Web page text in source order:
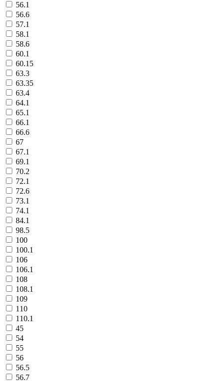
56.1
56.6
57.1
58.1
58.6
60.1
60.15
63.3
63.35
63.4
64.1
65.1
66.1
66.6
67
67.1
69.1
70.2
72.1
72.6
73.1
74.1
84.1
98.5
100
100.1
106
106.1
108
108.1
109
110
110.1
45
54
55
56
56.5
56.7